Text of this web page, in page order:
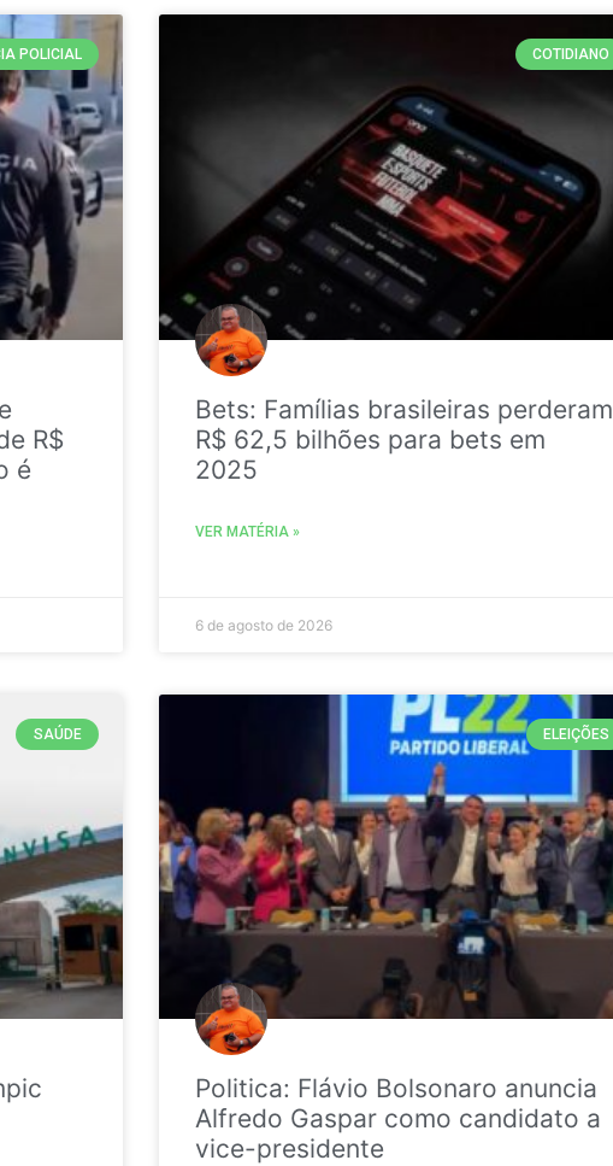
POLICIAL
R$
é
COTIDIANO
Bets: Famílias brasileiras perderam
R$ 62,5 bilhões para bets em
2025
VER MATÉRIA »
6 de agosto de 2026
SAÚDE ELEIÇÕES
Politica: Flávio Bolsonaro anuncia
Alfredo Gaspar como candidato a
vice-presidente